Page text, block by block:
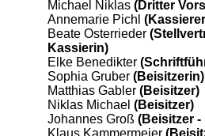
Michael Niklas (Dritter
Annemarie Pichl
Beate Osterrieder
Kassierin)
Elke Benedikter
Sophia Gruber (Beisitzerin)
Matthias Gabler (Beisitzer)
Niklas Michael (Beisitzer)
Johannes Groß (Beisitzer
Klaus Kammermeier